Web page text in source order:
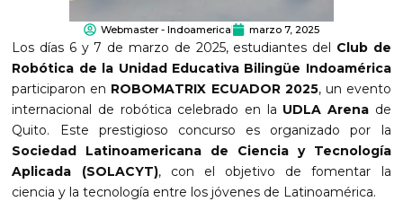
Webmaster - Indoamerica marzo 7, 2025
Los días 6 y 7 de marzo de 2025, estudiantes del Club de
Robótica de la Unidad Educativa Bilingüe Indoamérica
participaron en ROBOMATRIX ECUADOR 2025, un evento
internacional de robótica celebrado en la UDLA Arenade
Quito. Este prestigioso concurso es organizado por la
Sociedad Latinoamericana de Ciencia y Tecnología
Aplicada (SOLACYT), con el objetivo de fomentar la
ciencia y la tecnología entre los jóvenes de Latinoamérica.